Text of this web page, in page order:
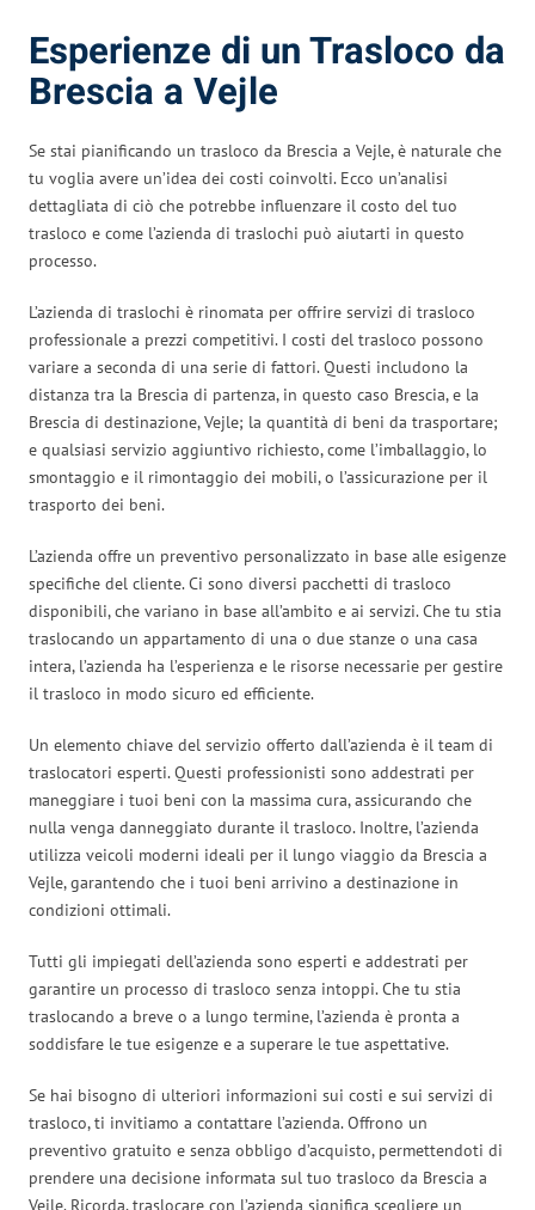
Esperienze di un Trasloco da
Brescia a Vejle
Se stai pianificando un trasloco da Brescia a Vejle, è naturale che
tu voglia avere un’idea dei costi coinvolti. Ecco un’analisi
dettagliata di ciò che potrebbe influenzare il costo del tuo
trasloco e come l’azienda di traslochi può aiutarti in questo
processo.
L’azienda di traslochi è rinomata per offrire servizi di trasloco
professionale a prezzi competitivi. I costi del trasloco possono
variare a seconda di una serie di fattori. Questi includono la
distanza tra la Brescia di partenza, in questo caso Brescia, e la
Brescia di destinazione, Vejle; la quantità di beni da trasportare;
e qualsiasi servizio aggiuntivo richiesto, come l’imballaggio, lo
smontaggio e il rimontaggio dei mobili, o l’assicurazione per il
trasporto dei beni.
L’azienda offre un preventivo personalizzato in base alle esigenze
specifiche del cliente. Ci sono diversi pacchetti di trasloco
disponibili, che variano in base all’ambito e ai servizi. Che tu stia
traslocando un appartamento di una o due stanze o una casa
intera, l’azienda ha l’esperienza e le risorse necessarie per gestire
il trasloco in modo sicuro ed efficiente.
Un elemento chiave del servizio offerto dall’azienda è il team di
traslocatori esperti. Questi professionisti sono addestrati per
maneggiare i tuoi beni con la massima cura, assicurando che
nulla venga danneggiato durante il trasloco. Inoltre, l’azienda
utilizza veicoli moderni ideali per il lungo viaggio da Brescia a
Vejle, garantendo che i tuoi beni arrivino a destinazione in
condizioni ottimali.
Tutti gli impiegati dell’azienda sono esperti e addestrati per
garantire un processo di trasloco senza intoppi. Che tu stia
traslocando a breve o a lungo termine, l’azienda è pronta a
soddisfare le tue esigenze e a superare le tue aspettative.
Se hai bisogno di ulteriori informazioni sui costi e sui servizi di
trasloco, ti invitiamo a contattare l’azienda. Offrono un
preventivo gratuito e senza obbligo d’acquisto, permettendoti di
prendere una decisione informata sul tuo trasloco da Brescia a
Vejle. Ricorda, traslocare con l’azienda significa scegliere un